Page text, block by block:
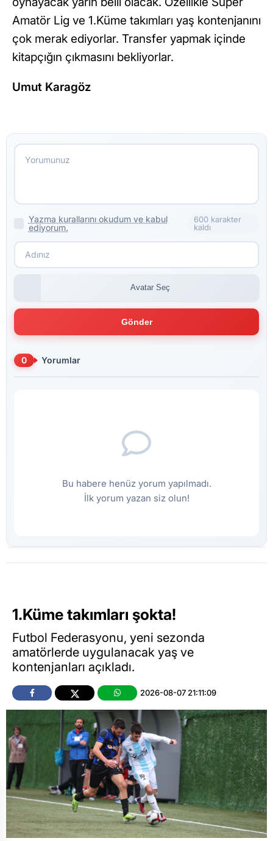
Amatör Lig ve 1.Küme takımları yaş kontenjanını
çok merak ediyorlar. Transfer yapmak içinde
kitapçığın çıkmasını bekliyorlar.
Umut Karagöz
Yazma kurallarını okudum ve kabul
ediyorum.
600 karakter
kaldı
Avatar Seç
Gönder
0 Yorumlar
Bu habere henüz yorum yapılmadı.
İlk yorum yazan siz olun!
1.Küme takımları şokta!
Futbol Federasyonu, yeni sezonda
amatörlerde uygulanacak yaş ve
kontenjanları açıkladı.
2026-08-07 21:11:09